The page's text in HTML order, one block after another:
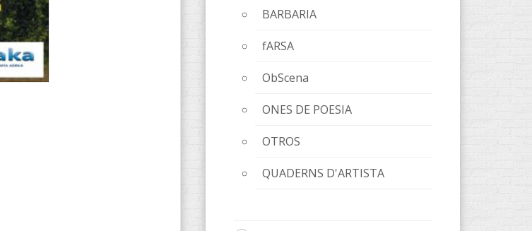
BARBARIA
fARSA
ObScena
ONES DE POESIA
OTROS
QUADERNS D'ARTISTA